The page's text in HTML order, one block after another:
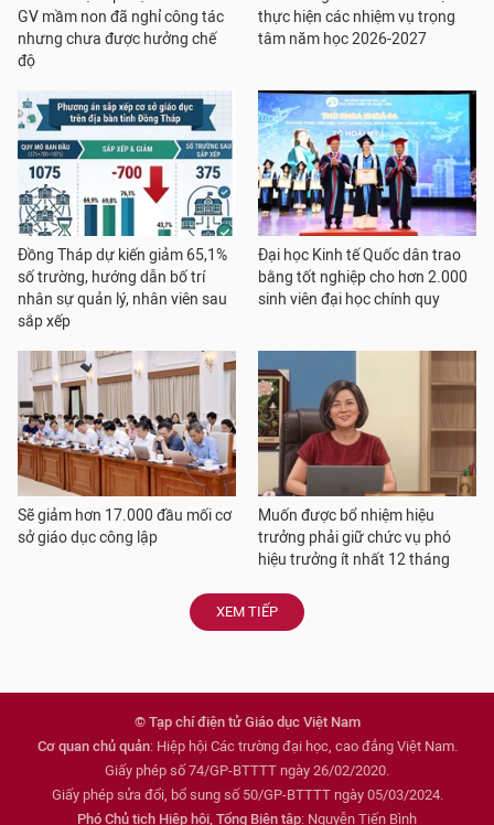
GV mầm non đã nghỉ công tác
nhưng chưa được hưởng chế
độ
thực hiện các nhiệm vụ trọng
tâm năm học 2026-2027
Đồng Tháp dự kiến giảm 65,1%
số trường, hướng dẫn bố trí
nhân sự quản lý, nhân viên sau
sắp xếp
Đại học Kinh tế Quốc dân trao
bằng tốt nghiệp cho hơn 2.000
sinh viên đại học chính quy
Sẽ giảm hơn 17.000 đầu mối cơ
sở giáo dục công lập
Muốn được bổ nhiệm hiệu
trưởng phải giữ chức vụ phó
hiệu trưởng ít nhất 12 tháng
XEM TIẾP
© Tạp chí điện tử Giáo dục Việt Nam
Cơ quan chủ quản: Hiệp hội Các trường đại học, cao đẳng Việt Nam.
Giấy phép số 74/GP-BTTTT ngày 26/02/2020.
Giấy phép sửa đổi, bổ sung số 50/GP-BTTTT ngày 05/03/2024.
Phó Chủ tịch Hiệp hội, Tổng Biên tập: Nguyễn Tiến Bình